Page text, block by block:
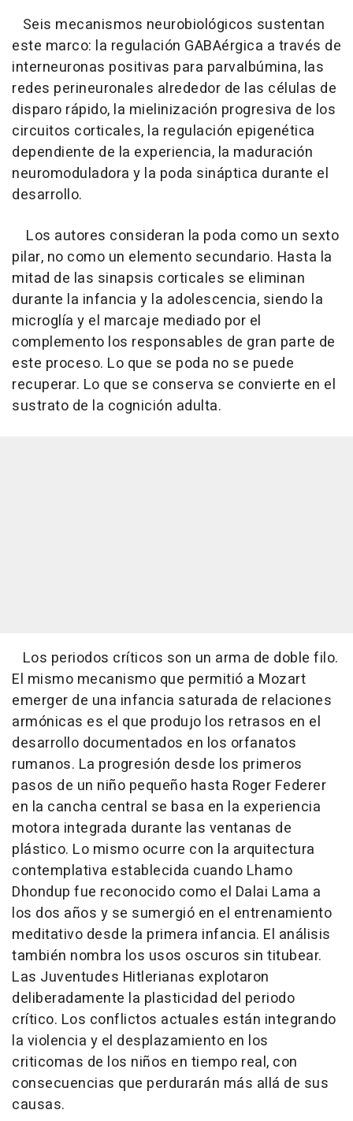
Seis mecanismos neurobiológicos sustentan
este marco: la regulación GABAérgica a través de
interneuronas positivas para parvalbúmina, las
redes perineuronales alrededor de las células de
disparo rápido, la mielinización progresiva de los
circuitos corticales, la regulación epigenética
dependiente de la experiencia, la maduración
neuromoduladora y la poda sináptica durante el
desarrollo.
Los autores consideran la poda como un sexto
pilar, no como un elemento secundario. Hasta la
mitad de las sinapsis corticales se eliminan
durante la infancia y la adolescencia, siendo la
microglía y el marcaje mediado por el
complemento los responsables de gran parte de
este proceso. Lo que se poda no se puede
recuperar. Lo que se conserva se convierte en el
sustrato de la cognición adulta.
Los periodos críticos son un arma de doble filo.
El mismo mecanismo que permitió a Mozart
emerger de una infancia saturada de relaciones
armónicas es el que produjo los retrasos en el
desarrollo documentados en los orfanatos
rumanos. La progresión desde los primeros
pasos de un niño pequeño hasta Roger Federer
en la cancha central se basa en la experiencia
motora integrada durante las ventanas de
plástico. Lo mismo ocurre con la arquitectura
contemplativa establecida cuando Lhamo
Dhondup fue reconocido como el Dalai Lama a
los dos años y se sumergió en el entrenamiento
meditativo desde la primera infancia. El análisis
también nombra los usos oscuros sin titubear.
Las Juventudes Hitlerianas explotaron
deliberadamente la plasticidad del periodo
crítico. Los conflictos actuales están integrando
la violencia y el desplazamiento en los
criticomas de los niños en tiempo real, con
consecuencias que perdurarán más allá de sus
causas.